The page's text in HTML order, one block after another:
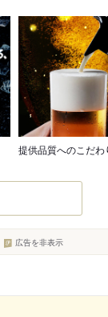
提供品質へのこだわ
広告を非表示